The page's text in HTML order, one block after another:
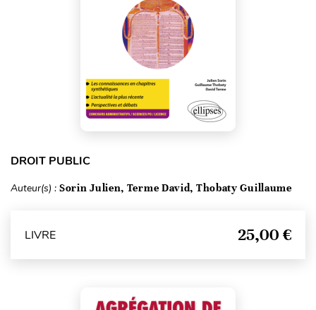
DROIT PUBLIC
Auteur(s) : Sorin Julien, Terme David, Thobaty Guillaume
LIVRE 25,00 €